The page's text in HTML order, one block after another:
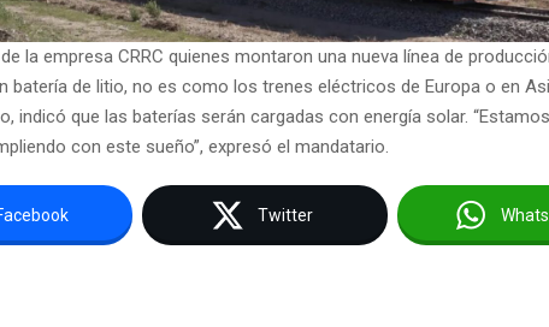
la empresa CRRC quienes montaron una nueva línea de
batería de litio, no es como los trenes eléctricos de Europa o en
indicó que las baterías serán cargadas con energía solar.
con este sueño”, expresó el mandatario.
Twitter